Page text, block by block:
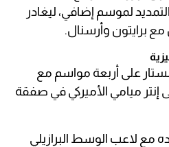
لموسم إضافي، ليغادر
مع برايتون وأرسنال.
على أربعة مواسم مع
إنتر ميامي الأميركي في صفقة
مع لاعب الوسط البرازيلي